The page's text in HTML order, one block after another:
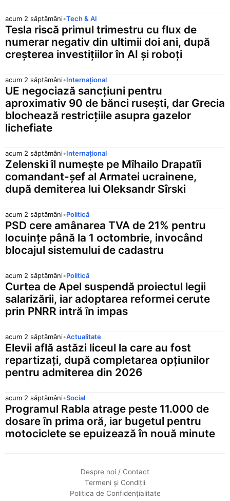
acum 2 săptămâni•Tech & AI
Tesla riscă primul trimestru cu flux de
numerar negativ din ultimii doi ani, după
creșterea investițiilor în AI și roboți
acum 2 săptămâni•Internațional
UE negociază sancțiuni pentru
aproximativ 90 de bănci rusești, dar Grecia
blochează restricțiile asupra gazelor
lichefiate
acum 2 săptămâni•Internațional
Zelenski îl numește pe Mîhailo Drapatîi
comandant-șef al Armatei ucrainene,
după demiterea lui Oleksandr Sîrski
acum 2 săptămâni•Politică
PSD cere amânarea TVA de 21% pentru
locuințe până la 1 octombrie, invocând
blocajul sistemului de cadastru
acum 2 săptămâni•Politică
Curtea de Apel suspendă proiectul legii
salarizării, iar adoptarea reformei cerute
prin PNRR intră în impas
acum 2 săptămâni•Actualitate
Elevii află astăzi liceul la care au fost
repartizați, după completarea opțiunilor
pentru admiterea din 2026
acum 2 săptămâni•Social
Programul Rabla atrage peste 11.000 de
dosare în prima oră, iar bugetul pentru
motociclete se epuizează în nouă minute
Despre noi / Contact
Termeni și Condiții
Politica de Confidențialitate